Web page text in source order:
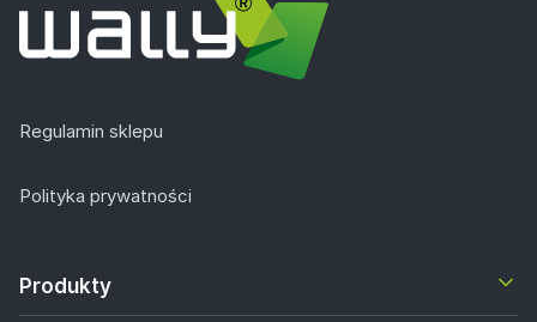
Regulamin sklepu
Polityka prywatności
Produkty